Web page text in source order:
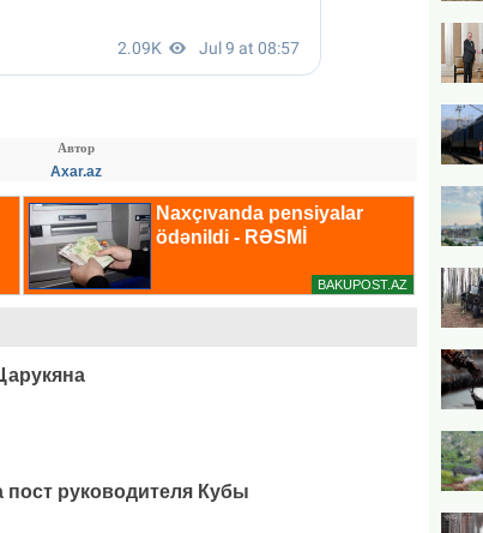
Автор
Axar.az
руководителя Кубы